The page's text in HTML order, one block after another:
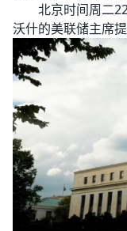
北京时间周二22
沃什的美联储主席